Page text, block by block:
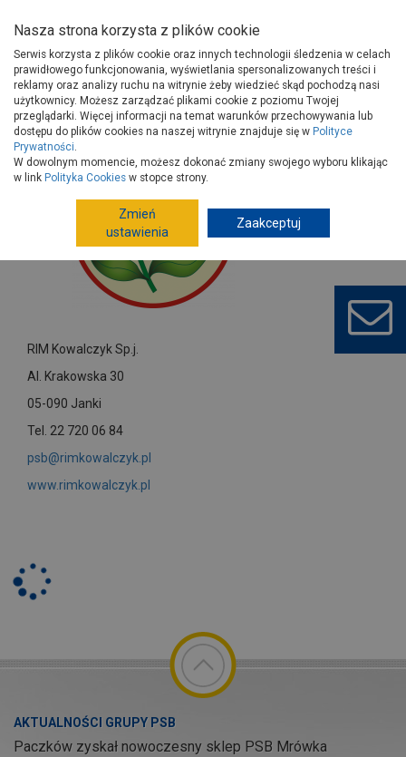
Strona główna Dostawcy RIM Kowalczyk Sp.j.
RIM Kowalczyk Sp.j.
Al. Krakowska 30
05-090 Janki
Tel. 22 720 06 84
psb@rimkowalczyk.pl
www.rimkowalczyk.pl
AKTUALNOŚCI GRUPY PSB
Paczków zyskał nowoczesny sklep PSB Mrówka
Nasza strona korzysta z plików cookie
Serwis korzysta z plików cookie oraz innych technologii śledzenia w celach
prawidłowego funkcjonowania, wyświetlania spersonalizowanych treści i
reklamy oraz analizy ruchu na witrynie żeby wiedzieć skąd pochodzą nasi
użytkownicy. Możesz zarządzać plikami cookie z poziomu Twojej
przeglądarki. Więcej informacji na temat warunków przechowywania lub
dostępu do plików cookies na naszej witrynie znajduje się w Polityce
Prywatności.
W dowolnym momencie, możesz dokonać zmiany swojego wyboru klikając
w link Polityka Cookies w stopce strony.
Zmień
ustawienia
Zaakceptuj